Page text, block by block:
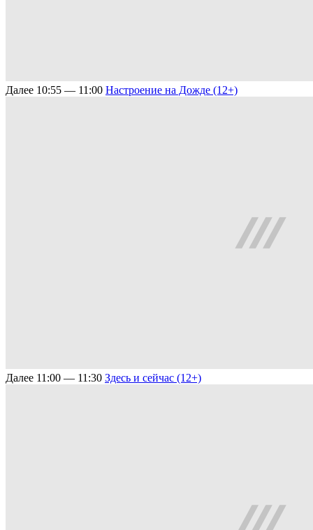
Далее 10:55 — 11:00 Настроение на Дожде (12+)
Далее 11:00 — 11:30 Здесь и сейчас (12+)